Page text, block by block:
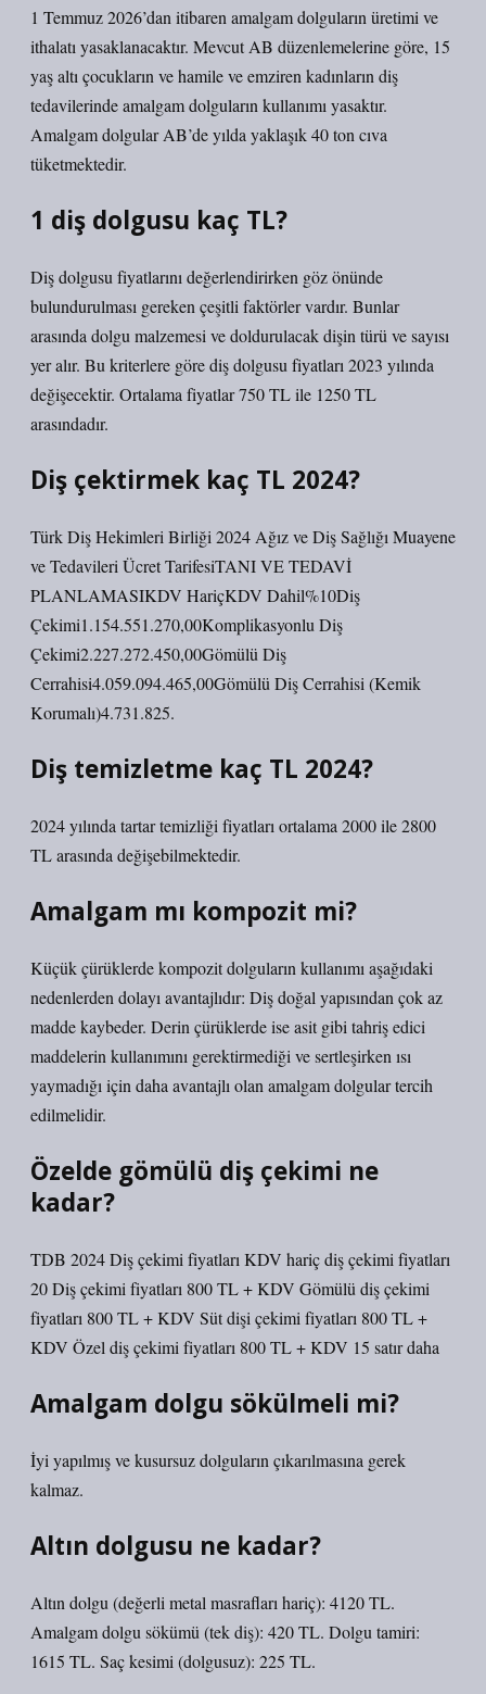
1 Temmuz 2026’dan itibaren amalgam dolguların üretimi ve
ithalatı yasaklanacaktır. Mevcut AB düzenlemelerine göre, 15
yaş altı çocukların ve hamile ve emziren kadınların diş
tedavilerinde amalgam dolguların kullanımı yasaktır.
Amalgam dolgular AB’de yılda yaklaşık 40 ton cıva
tüketmektedir.
1 diş dolgusu kaç TL?
Diş dolgusu fiyatlarını değerlendirirken göz önünde
bulundurulması gereken çeşitli faktörler vardır. Bunlar
arasında dolgu malzemesi ve doldurulacak dişin türü ve sayısı
yer alır. Bu kriterlere göre diş dolgusu fiyatları 2023 yılında
değişecektir. Ortalama fiyatlar 750 TL ile 1250 TL
arasındadır.
Diş çektirmek kaç TL 2024?
Türk Diş Hekimleri Birliği 2024 Ağız ve Diş Sağlığı Muayene
ve Tedavileri Ücret TarifesiTANI VE TEDAVİ
PLANLAMASIKDV HariçKDV Dahil%10Diş
Çekimi1.154.551.270,00Komplikasyonlu Diş
Çekimi2.227.272.450,00Gömülü Diş
Cerrahisi4.059.094.465,00Gömülü Diş Cerrahisi (Kemik
Korumalı)4.731.825.
Diş temizletme kaç TL 2024?
2024 yılında tartar temizliği fiyatları ortalama 2000 ile 2800
TL arasında değişebilmektedir.
Amalgam mı kompozit mi?
Küçük çürüklerde kompozit dolguların kullanımı aşağıdaki
nedenlerden dolayı avantajlıdır: Diş doğal yapısından çok az
madde kaybeder. Derin çürüklerde ise asit gibi tahriş edici
maddelerin kullanımını gerektirmediği ve sertleşirken ısı
yaymadığı için daha avantajlı olan amalgam dolgular tercih
edilmelidir.
Özelde gömülü diş çekimi ne
kadar?
TDB 2024 Diş çekimi fiyatları KDV hariç diş çekimi fiyatları
20 Diş çekimi fiyatları 800 TL + KDV Gömülü diş çekimi
fiyatları 800 TL + KDV Süt dişi çekimi fiyatları 800 TL +
KDV Özel diş çekimi fiyatları 800 TL + KDV 15 satır daha
Amalgam dolgu sökülmeli mi?
İyi yapılmış ve kusursuz dolguların çıkarılmasına gerek
kalmaz.
Altın dolgusu ne kadar?
Altın dolgu (değerli metal masrafları hariç): 4120 TL.
Amalgam dolgu sökümü (tek diş): 420 TL. Dolgu tamiri:
1615 TL. Saç kesimi (dolgusuz): 225 TL.